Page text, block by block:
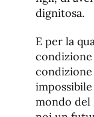
dignitosa.
E per la
condizione
mondo del